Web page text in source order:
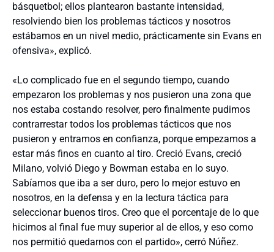
básquetbol; ellos plantearon bastante intensidad,
resolviendo bien los problemas tácticos y nosotros
estábamos en un nivel medio, prácticamente sin Evans en
ofensiva», explicó.
«Lo complicado fue en el segundo tiempo, cuando
empezaron los problemas y nos pusieron una zona que
nos estaba costando resolver, pero finalmente pudimos
contrarrestar todos los problemas tácticos que nos
pusieron y entramos en confianza, porque empezamos a
estar más finos en cuanto al tiro. Creció Evans, creció
Milano, volvió Diego y Bowman estaba en lo suyo.
Sabíamos que iba a ser duro, pero lo mejor estuvo en
nosotros, en la defensa y en la lectura táctica para
seleccionar buenos tiros. Creo que el porcentaje de lo que
hicimos al final fue muy superior al de ellos, y eso como
nos permitió quedarnos con el partido», cerró Núñez.